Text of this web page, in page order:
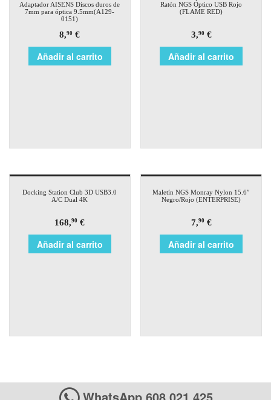
Adaptador AISENS Discos duros de
7mm para óptica 9.5mm(A129-
0151)
8,90 €
Añadir al carrito
Ratón NGS Óptico USB Rojo
(FLAME RED)
3,90€
Añadir al carrito
Docking Station Club 3D USB3.0
A/C Dual 4K
168,90 €
Añadir al carrito
Maletín NGS Monray Nylon 15.6″
Negro/Rojo (ENTERPRISE)
7,90€
Añadir al carrito